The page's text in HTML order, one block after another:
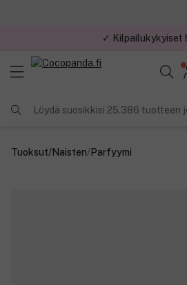
✓ Kilpailukykyiset
Löydä suosikkisi 25.386 tuotteen
Tuoksut/Naisten/Parfyymi